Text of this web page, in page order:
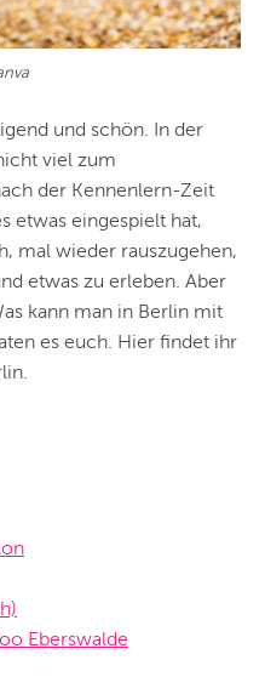
und schön. In der
viel zum
der Kennenlern-Zeit
etwas eingespielt hat,
mal wieder rauszugehen,
etwas zu erleben. Aber
kann man in Berlin mit
es euch. Hier findet ihr
Eberswalde